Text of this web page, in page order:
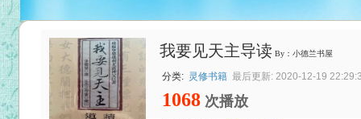
我要见天主导读 By：小德兰书屋
分类: 灵修书籍 最后更新: 2020-12-19
1068 次播放